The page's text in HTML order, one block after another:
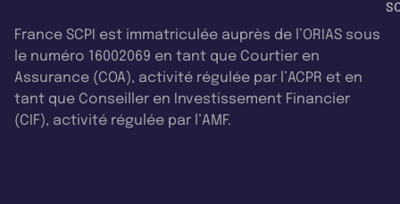
France SCPI est immatriculée auprès de l’ORIAS sous
le numéro 16002069 en tant que Courtier en
Assurance (COA), activité régulée par l’ACPR et en
tant que Conseiller en Investissement Financier
(CIF), activité régulée par l’AMF.